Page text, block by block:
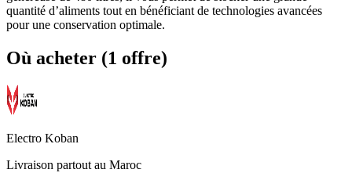
quantité d’aliments tout en bénéficiant de technologies avancées
pour une conservation optimale.
Où acheter (1 offre)
Electro Koban
Livraison partout au Maroc